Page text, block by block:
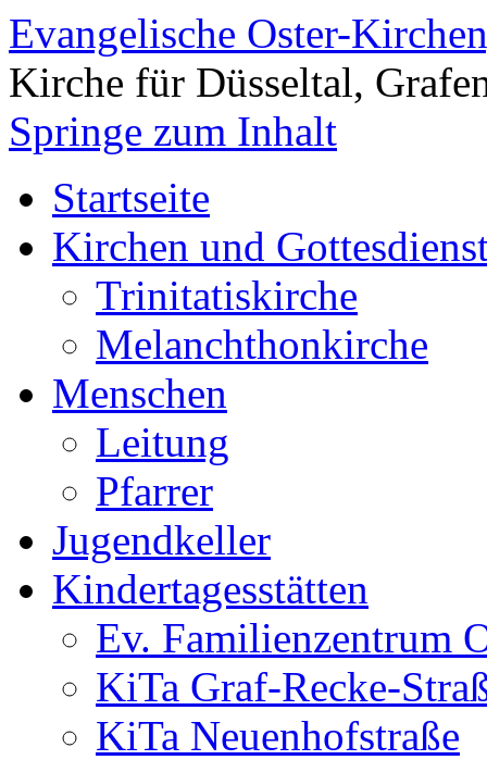
Evangelische Oster-
Kirche für Düsseltal,
Springe zum Inhalt
Startseite
Kirchen und
Trinitatiskirche
Melanchthonkirche
Menschen
Leitung
Pfarrer
Jugendkeller
Kindertagesstätten
Ev. Familienzentrum
KiTa Graf-Recke-
KiTa Neuenhofstraße